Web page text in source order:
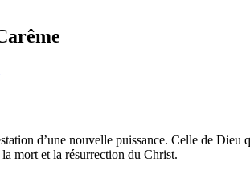
d’une nouvelle puissance. Celle de
mort et la résurrection du Christ.